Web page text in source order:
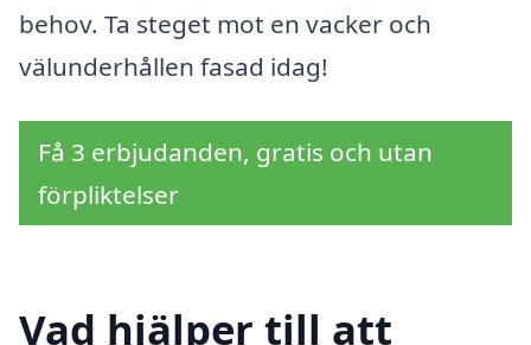
behov. Ta steget mot en vacker och
välunderhållen fasad idag!
Få 3 erbjudanden, gratis och utan
förpliktelser
Vad hjälper till att